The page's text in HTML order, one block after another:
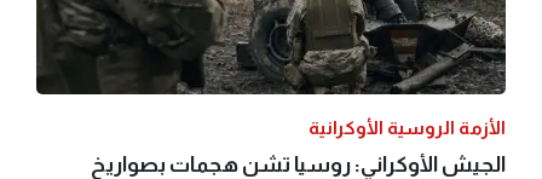
الأزمة الروسية الأوكرانية
الجيش الأوكراني: روسيا تشن هجمات بصواريخ